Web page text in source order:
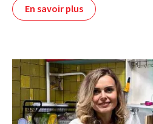
En savoir plus